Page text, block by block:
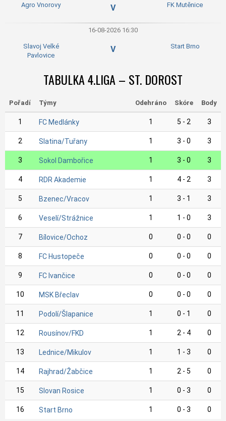
Agro Vnorovy V FK Mutěnice
16-08-2026 16:30
Slavoj Velké
Pavlovice
V Start Brno
TABULKA 4.LIGA – ST. DOROST
Pořadí Týmy Odehráno Skóre Body
1 FC Medlánky 1 5 - 2 3
2 Slatina/Tuřany 1 3 - 0 3
3 Sokol Dambořice 1 3 - 0 3
4 RDR Akademie 1 4 - 2 3
5 Bzenec/Vracov 1 3 - 1 3
6 Veselí/Strážnice 1 1 - 0 3
7 Bílovice/Ochoz 0 0 - 0 0
8 FC Hustopeče 0 0 - 0 0
9 FC Ivančice 0 0 - 0 0
10 MSK Břeclav 0 0 - 0 0
11 Podolí/Šlapanice 1 0 - 1 0
12 Rousínov/FKD 1 2 - 4 0
13 Lednice/Mikulov 1 1 - 3 0
14 Rajhrad/Žabčice 1 2 - 5 0
15 Slovan Rosice 1 0 - 3 0
16 Start Brno 1 0 - 3 0